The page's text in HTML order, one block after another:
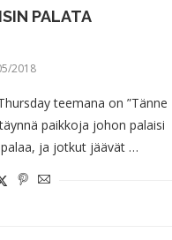
PALATA
2018
teemana on ”Tänne
paikkoja johon palaisi
palaa, ja jotkut jäävät …